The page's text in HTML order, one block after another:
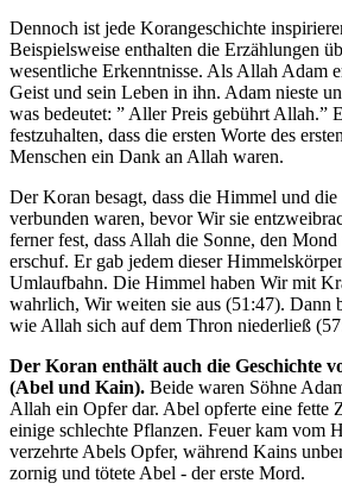
Dennoch ist jede Korangeschichte
Beispielsweise enthalten die Erzählungen
wesentliche Erkenntnisse. Als Allah Adam
Geist und sein Leben in ihn. Adam nieste
was bedeutet: ” Aller Preis gebührt Allah.”
festzuhalten, dass die ersten Worte des
Menschen ein Dank an Allah waren.
Der Koran besagt, dass die Himmel und
verbunden waren, bevor Wir sie
ferner fest, dass Allah die Sonne, den Mond
erschuf. Er gab jedem dieser
Umlaufbahn. Die Himmel haben Wir mit
wahrlich, Wir weiten sie aus (51:47). Dann
wie Allah sich auf dem Thron niederließ
Der Koran enthält auch die Geschichte
(Abel und Kain). Beide waren Söhne
Allah ein Opfer dar. Abel opferte eine fette
einige schlechte Pflanzen. Feuer kam vom
verzehrte Abels Opfer, während Kains
zornig und tötete Abel - der erste Mord.